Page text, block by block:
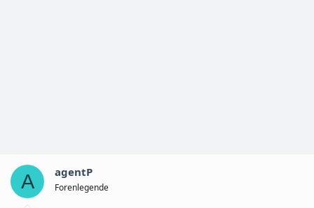
A agentP
Forenlegende